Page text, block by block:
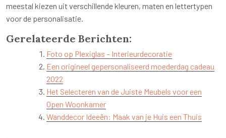
meestal kiezen uit verschillende kleuren, maten en lettertypen
voor de personalisatie.
Gerelateerde Berichten:
Foto op Plexiglas – Interieurdecoratie
Een origineel gepersonaliseerd moederdag cadeau
2022
Het Selecteren van de Juiste Meubels voor een
Open Woonkamer
Wanddecor Ideeën: Maak van je Huis een Thuis